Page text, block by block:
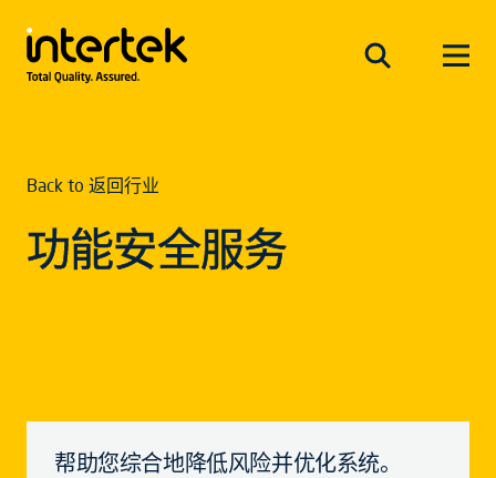
Back to 返回行业
功能安全服务
帮助您综合地降低风险并优化系统。